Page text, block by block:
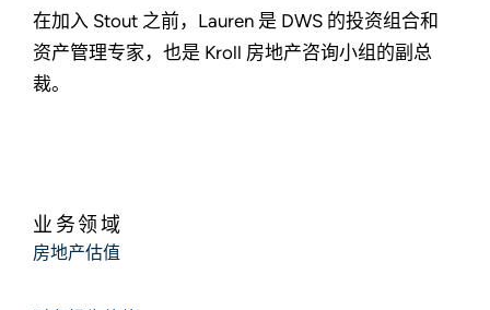
在加入 Stout 之前，Lauren 是 DWS 的投资组合和
资产管理专家，也是 Kroll 房地产咨询小组的副总
裁。
业务领域
房地产估值